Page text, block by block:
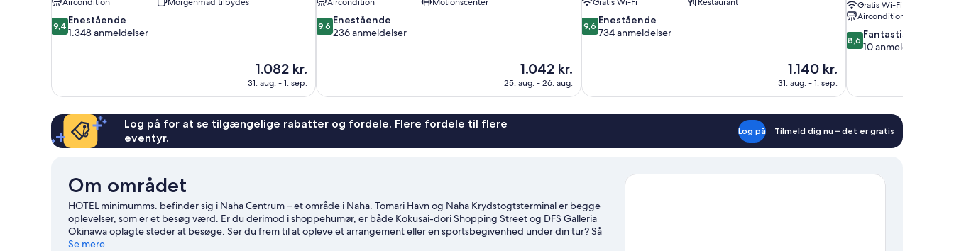
9.4
ud
anmeldelser
9,4 Enestående
1.348 anmeldelser
Prisen
er
1.082 kr.
1.082 kr.
31. aug. - 1. sep.
9.6
ud
anmeldelser
9,6 Enestående
236 anmeldelser
Prisen
er
1.042 kr.
1.042 kr.
25. aug. - 26. aug.
9.6
ud
anmeldelser
9,6 Enestående
734 anmeldelser
Prisen
er
1.140 kr.
1.140 kr.
31. aug. - 1. sep.
Gratis Wi-Fi
Aircondition
8.6
ud
10
8,6 Fantastisk
10 anmeldelser
Log på for at se tilgængelige rabatter og fordele. Flere fordele til flere
eventyr.
Log på Tilmeld dig nu – det er gratis
Om området
HOTEL minimumms. befinder sig i Naha Centrum – et område i Naha. Tomari Havn og Naha Krydstogtsterminal er begge
oplevelser, som er et besøg værd. Er du derimod i shoppehumør, er både Kokusai-dori Shopping Street og DFS Galleria
Okinawa oplagte steder at besøge. Ser du frem til at opleve et arrangement eller en sportsbegivenhed under din tur? Så
kig på, hvad Okinawa Arena har at byde på.
Se mere